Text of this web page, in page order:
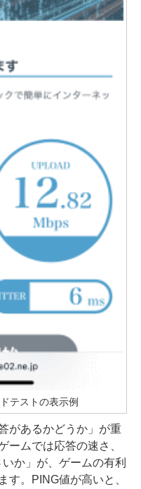
テストの表示例
があるかどうか」が重
ームでは応答の速さ、
か」が、ゲームの有利
す。PING値が高いと、